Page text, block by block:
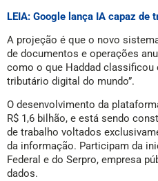
LEIA: Google lança IA capaz
A projeção é que o novo
de documentos e operações
como o que Haddad
tributário digital do mundo”.
O desenvolvimento da
R$ 1,6 bilhão, e está sendo
de trabalho voltados
da informação. Participam da
Federal e do Serpro, empresa
dados.